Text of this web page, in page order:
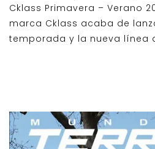
Cklass Primavera – Verano
marca Cklass acaba de
temporada y la nueva línea